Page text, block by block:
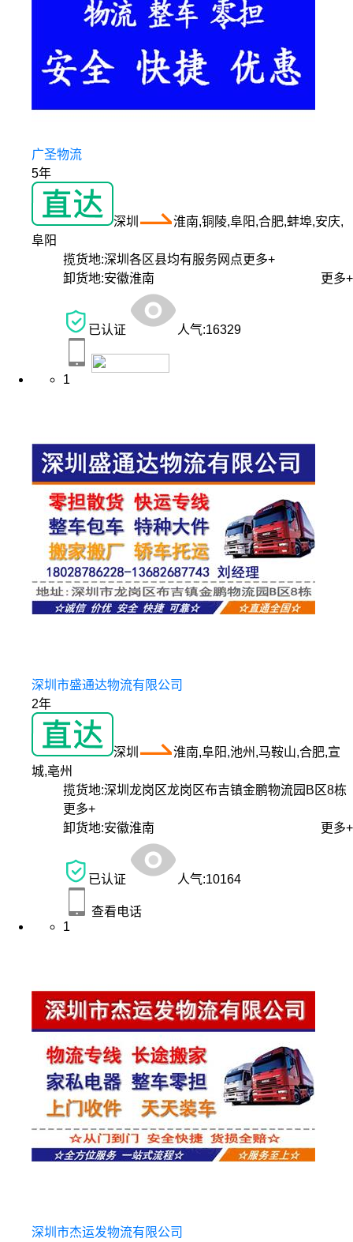
广圣物流
5年
深圳
淮南,铜陵,阜阳,合肥,蚌埠,安庆,
阜阳
揽货地:深圳各区县均有服务网点更多+
卸货地:安徽淮南 更多+
已认证 人气:16329
1
深圳市盛通达物流有限公司
2年
深圳
淮南,阜阳,池州,马鞍山,合肥,宣
城,亳州
揽货地:深圳龙岗区龙岗区布吉镇金鹏物流园B区8栋
更多+
卸货地:安徽淮南 更多+
已认证 人气:10164
查看电话
1
深圳市杰运发物流有限公司